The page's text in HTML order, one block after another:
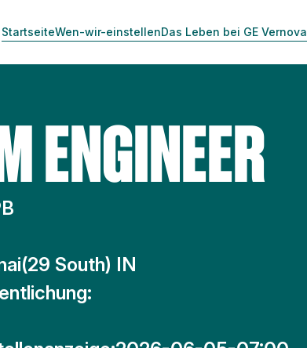
StartseiteWen-wir-einstellenDas Leben bei GE Vernova
ENGINEER
South) IN